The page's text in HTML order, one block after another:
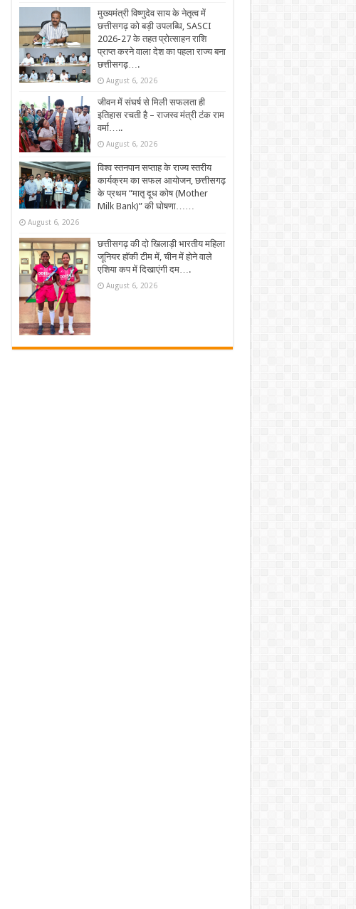
मुख्यमंत्री विष्णुदेव साय के नेतृत्व में
छत्तीसगढ़ को बड़ी उपलब्धि, SASCI
2026-27 के तहत प्रोत्साहन राशि
प्राप्त करने वाला देश का पहला राज्य बना
छत्तीसगढ़….
August 6, 2026
जीवन में संघर्ष से मिली सफलता ही
इतिहास रचती है – राजस्व मंत्री टंक राम
वर्मा…..
August 6, 2026
विश्व स्तनपान सप्ताह के राज्य स्तरीय
कार्यक्रम का सफल आयोजन, छत्तीसगढ़
के प्रथम “मातृ दूध कोष (Mother
Milk Bank)” की घोषणा……
August 6, 2026
छत्तीसगढ़ की दो खिलाड़ी भारतीय महिला
जूनियर हॉकी टीम में, चीन में होने वाले
एशिया कप में दिखाएंगी दम….
August 6, 2026